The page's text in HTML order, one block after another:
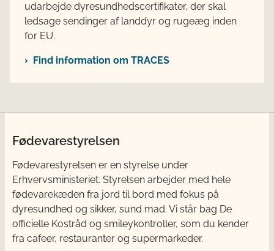
udarbejde dyresundhedscertifikater, der skal
ledsage sendinger af landdyr og rugeæg inden
for EU.
Find information om TRACES
Fødevarestyrelsen
Fødevarestyrelsen er en styrelse under
Erhvervsministeriet. Styrelsen arbejder med hele
fødevarekæden fra jord til bord med fokus på
dyresundhed og sikker, sund mad. Vi står bag De
officielle Kostråd og smileykontroller, som du kender
fra cafeer, restauranter og supermarkeder.